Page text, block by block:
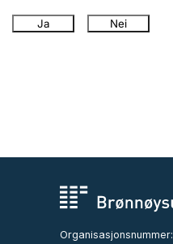
Ja Nei
Organisasjonsnummer: